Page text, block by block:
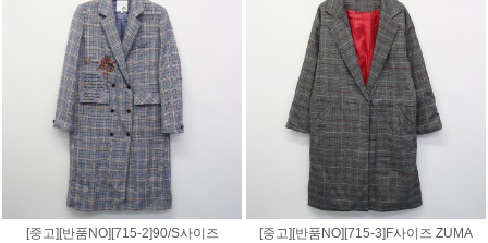
[중고][반품NO][715-2]90/S사이즈
[중고][반품NO][715-3]F사이즈 ZUMA